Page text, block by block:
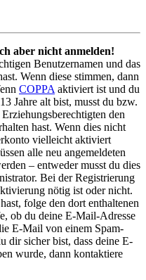
aber nicht anmelden!
Benutzernamen und das
Wenn diese stimmen, dann
COPPA aktiviert ist und du
Jahre alt bist, musst du bzw.
den
hast. Wenn dies nicht
vielleicht aktiviert
alle neu angemeldeten
– entweder musst du dies
Bei der Registrierung
nötig ist oder nicht.
folge den dort enthaltenen
ob du deine E-Mail-Adresse
E-Mail von einem Spam-
dir sicher bist, dass deine E-
wurde, dann kontaktiere